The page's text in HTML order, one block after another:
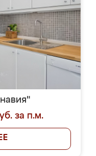
за п.м.